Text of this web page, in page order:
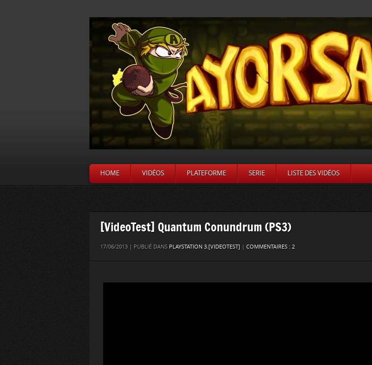
HOME VIDÉOS PLATEFORME SERIE LISTE DES VIDÉOS
[VideoTest] Quantum Conundrum (PS3)
17/06/2013 | PUBLIÉ DANS PLAYSTATION 3,[VIDEOTEST] | COMMENTAIRES : 2